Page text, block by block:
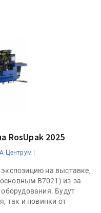
RosUpak 2025
Центрум |
на выставке,
В7021) из-за
Будут
так и новинки от